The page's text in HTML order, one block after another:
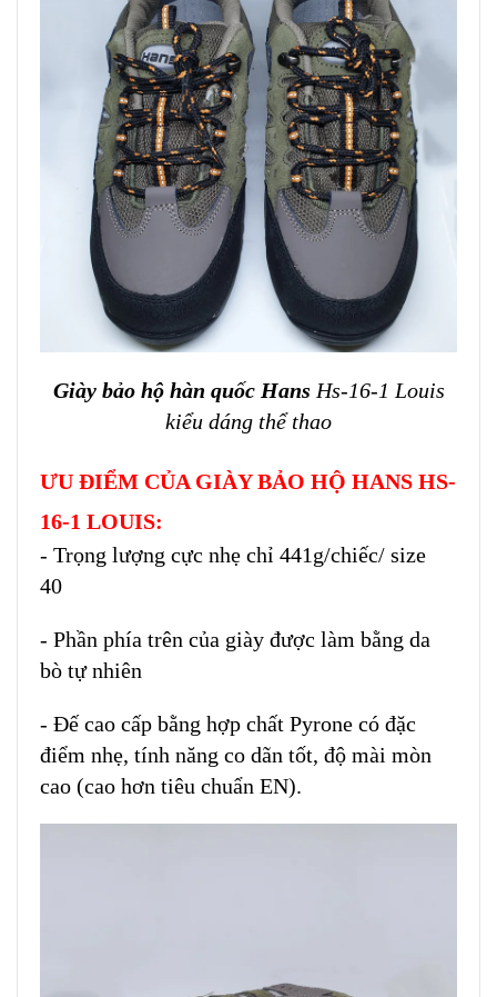
Giày bảo hộ hàn quốc Hans Hs-16-1 Louis
kiểu dáng thể thao
ƯU ĐIỂM CỦA GIÀY BẢO HỘ HANS HS-
16-1 LOUIS:
- Trọng lượng cực nhẹ chỉ 441g/chiếc/ size
40
- Phần phía trên của giày được làm bằng da
bò tự nhiên
- Đế cao cấp bằng hợp chất Pyrone có đặc
điểm nhẹ, tính năng co dãn tốt, độ mài mòn
cao (cao hơn tiêu chuẩn EN).